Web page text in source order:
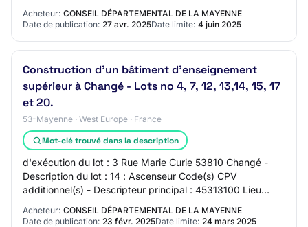
juin 2025 à 00:00:00 Critères d'…
Acheteur: CONSEIL DÉPARTEMENTAL DE LA MAYENNE
Date de publication: 27 avr. 2025Date limite: 4 juin 2025
Construction d'un bâtiment d'enseignement
supérieur à Changé - Lots no 4, 7, 12, 13,14, 15, 17
et 20.
53-Mayenne · West Europe · France
Mot-clé trouvé dans la description
d'exécution du lot : 3 Rue Marie Curie 53810 Changé -
Description du lot : 14 : Ascenseur Code(s) CPV
additionnel(s) - Descripteur principal : 45313100 Lieu
d'exécution du lot : 3 Rue Marie Curie 538…
Acheteur: CONSEIL DÉPARTEMENTAL DE LA MAYENNE
Date de publication: 23 févr. 2025Date limite: 24 mars 2025